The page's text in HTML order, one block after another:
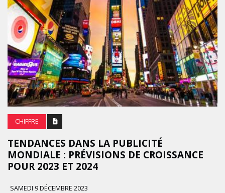
CHIFFRE
TENDANCES DANS LA PUBLICITÉ
MONDIALE : PRÉVISIONS DE CROISSANCE
POUR 2023 ET 2024
SAMEDI 9 DÉCEMBRE 2023